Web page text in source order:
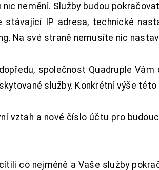
nemění. Služby budou
stávající IP adresa, technické
Na své straně nemusíte nic
společnost Quadruple
služby. Konkrétní výše této
vztah a nové číslo účtu pro
co nejméně a Vaše služby